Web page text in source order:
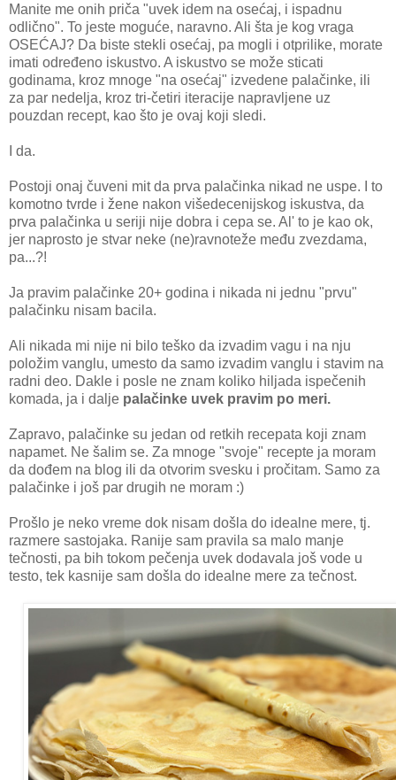
Manite me onih priča "uvek idem na osećaj, i ispadnu
odlično". To jeste moguće, naravno. Ali šta je kog vraga
OSEĆAJ? Da biste stekli osećaj, pa mogli i otprilike, morate
imati određeno iskustvo. A iskustvo se može sticati
godinama, kroz mnoge "na osećaj" izvedene palačinke, ili
za par nedelja, kroz tri-četiri iteracije napravljene uz
pouzdan recept, kao što je ovaj koji sledi.
I da.
Postoji onaj čuveni mit da prva palačinka nikad ne uspe. I to
komotno tvrde i žene nakon višedecenijskog iskustva, da
prva palačinka u seriji nije dobra i cepa se. Al' to je kao ok,
jer naprosto je stvar neke (ne)ravnoteže među zvezdama,
pa...?!
Ja pravim palačinke 20+ godina i nikada ni jednu "prvu"
palačinku nisam bacila.
Ali nikada mi nije ni bilo teško da izvadim vagu i na nju
položim vanglu, umesto da samo izvadim vanglu i stavim na
radni deo. Dakle i posle ne znam koliko hiljada ispečenih
komada, ja i dalje palačinke uvek pravim po meri.
Zapravo, palačinke su jedan od retkih recepata koji znam
napamet. Ne šalim se. Za mnoge "svoje" recepte ja moram
da dođem na blog ili da otvorim svesku i pročitam. Samo za
palačinke i još par drugih ne moram :)
Prošlo je neko vreme dok nisam došla do idealne mere, tj.
razmere sastojaka. Ranije sam pravila sa malo manje
tečnosti, pa bih tokom pečenja uvek dodavala još vode u
testo, tek kasnije sam došla do idealne mere za tečnost.